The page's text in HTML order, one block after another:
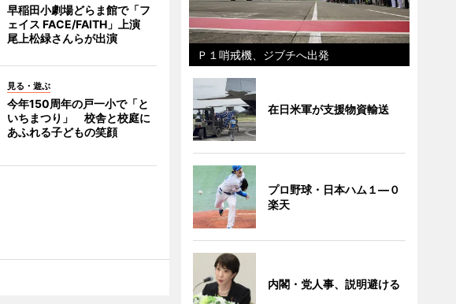
早稲田小劇場どらま館で「フ
ェイス FACE/FAITH」上演
尾上松緑さんらが出演
見る・遊ぶ
今年150周年の戸一小で「と
いちまつり」 校舎と校庭に
あふれる子どもの笑顔
Ｐ１哨戒機、ジブチへ出発
在日米軍が支援物資輸送
プロ野球・日本ハム１―０
楽天
内閣・党人事、説明避ける